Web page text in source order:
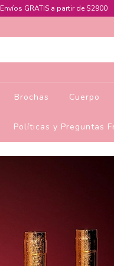
Envíos GRATIS a partir de $2900
Brochas Cuerpo
Políticas y Preguntas